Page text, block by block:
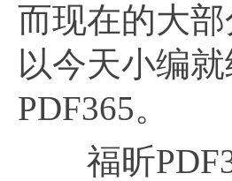
而现在的大
以今天小编
PDF365。
福昕